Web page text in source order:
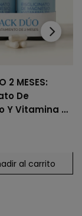
2 MESES:
De
Y Vitamina B6
al carrito
›